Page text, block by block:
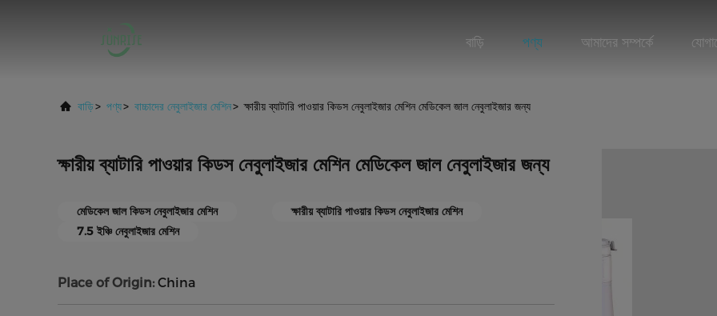
বাড়ি পণ্য আমাদের সম্পর্কে
বাড়ি> পণ্য> বাচ্চাদের নেবুলাইজার মেশিন> ক্ষারীয় ব্যাটারি পাওয়ার কিডস নেবুলাইজার মেশিন মেডিকেল জাল নেবুলাইজার জন্য
ক্ষারীয় ব্যাটারি পাওয়ার কিডস নেবুলাইজার মেশিন মেডিকেল জাল নেবুলাইজার জন্য
মেডিকেল জাল কিডস নেবুলাইজার মেশিন
ক্ষারীয় ব্যাটারি পাওয়ার কিডস নেবুলাইজার মেশিন
7.5 ইঞ্চি নেবুলাইজার মেশিন
Place of Origin: China